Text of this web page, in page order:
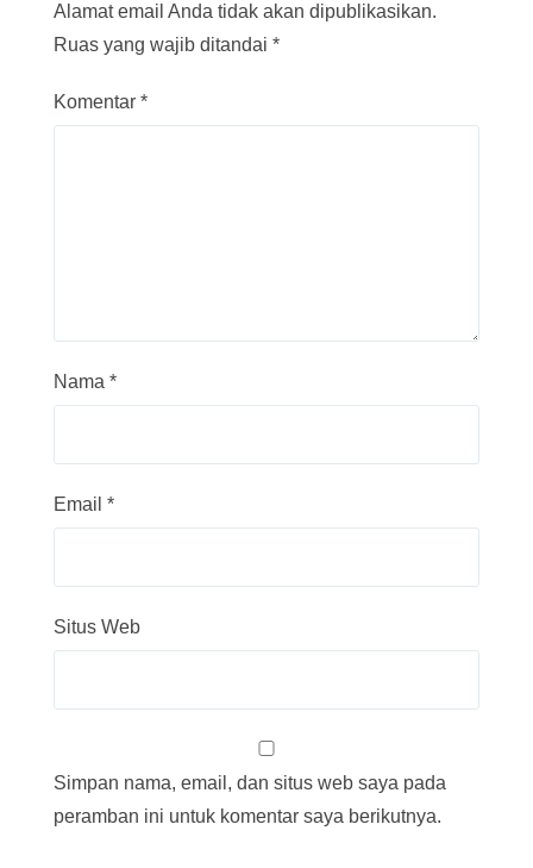
Alamat email Anda tidak akan dipublikasikan.
Ruas yang wajib ditandai *
Komentar *
Nama *
Email *
Situs Web
Simpan nama, email, dan situs web saya pada
peramban ini untuk komentar saya berikutnya.